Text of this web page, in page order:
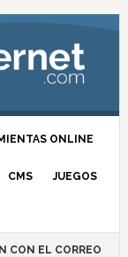
ONLINE
CMS JUEGOS
CON EL CORREO